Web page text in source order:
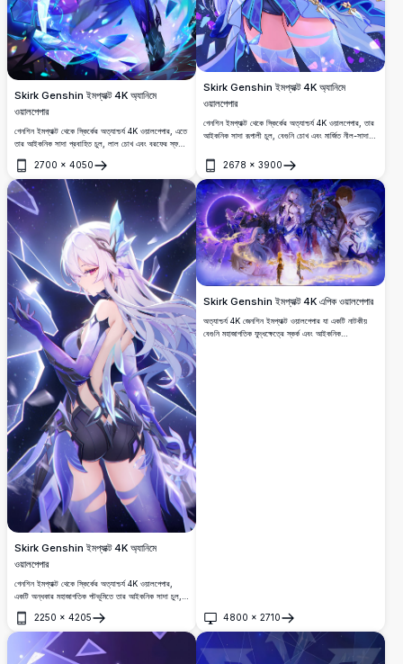
Skirk Genshin ইমপ্যাক্ট 4K অ্যানিমে
ওয়ালপেপার
গেনশিন ইমপ্যাক্ট থেকে স্কির্কের অত্যাশ্চর্য 4K ওয়ালপেপার, এতে
তার আইকনিক সাদা প্রবাহিত চুল, লাল চোখ এবং বরফের স্ফটিক
ক্ষমতা রয়েছে।
2700 × 4050
খুলুন
Skirk Genshin ইমপ্যাক্ট 4K অ্যানিমে
ওয়ালপেপার
গেনশিন ইমপ্যাক্ট থেকে স্কির্কের অত্যাশ্চর্য 4K ওয়ালপেপার, তার
আইকনিক সাদা রূপালী চুল, বেগুনি চোখ এবং মার্জিত নীল-সাদা
আলোর পটভূমি রয়েছে৷
2678 × 3900
খুলুন
Skirk Genshin ইমপ্যাক্ট 4K অ্যানিমে
ওয়ালপেপার
গেনশিন ইমপ্যাক্ট থেকে স্কির্কের অত্যাশ্চর্য 4K ওয়ালপেপার,
একটি অন্ধকার মহাজাগতিক পটভূমিতে তার আইকনিক সাদা চুল,
2250 × 4205
খুলুন
Skirk Genshin ইমপ্যাক্ট 4K এপিক ওয়ালপেপার
অত্যাশ্চর্য 4K জেনশিন ইমপ্যাক্ট ওয়ালপেপার যা একটি নাটকীয়
বেগুনি মহাজাগতিক যুদ্ধক্ষেত্রে স্কর্ক এবং আইকনিক
4800 × 2710
খুলুন